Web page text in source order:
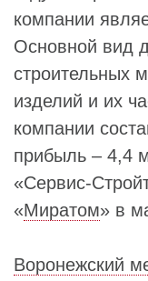
компании
Основной вид
строительных
изделий и их
компании
прибыль – 4,4
«Сервис-
«Миратом» в
Воронежский